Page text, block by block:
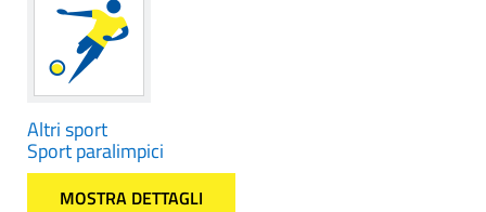
Altri sport
Sport paralimpici
MOSTRA DETTAGLI